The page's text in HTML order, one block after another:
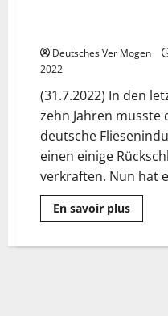
Deutsches Ver Mogen
2022
(31.7.2022) In den
zehn Jahren musste
deutsche
einen einige
verkraften. Nun hat
En savoir plusMehr